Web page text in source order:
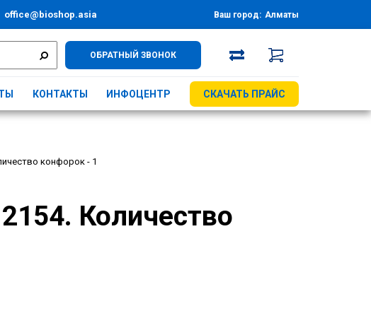
office@bioshop.asia Ваш город: Алматы
ОБРАТНЫЙ ЗВОНОК
КОНТАКТЫ ИНФОЦЕНТР СКАЧАТЬ ПРАЙС
конфорок - 1
Количество